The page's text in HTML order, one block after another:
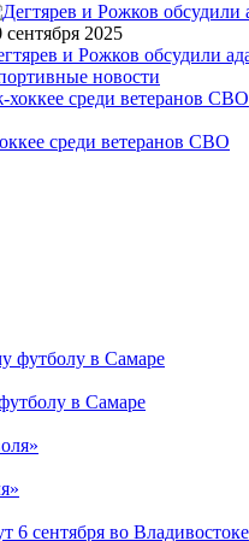
сентября 2025
и Рожков обсудили
новости
среди ветеранов СВО
в Самаре